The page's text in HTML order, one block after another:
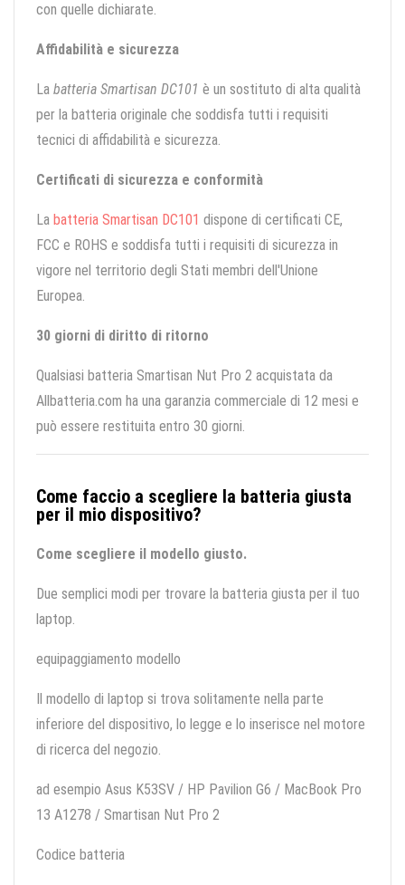
con quelle dichiarate.
Affidabilità e sicurezza
La batteria Smartisan DC101 è un sostituto di alta qualità
per la batteria originale che soddisfa tutti i requisiti
tecnici di affidabilità e sicurezza.
Certificati di sicurezza e conformità
La batteria Smartisan DC101 dispone di certificati CE,
FCC e ROHS e soddisfa tutti i requisiti di sicurezza in
vigore nel territorio degli Stati membri dell'Unione
Europea.
30 giorni di diritto di ritorno
Qualsiasi batteria Smartisan Nut Pro 2 acquistata da
Allbatteria.com ha una garanzia commerciale di 12 mesi e
può essere restituita entro 30 giorni.
Come faccio a scegliere la batteria giusta
per il mio dispositivo?
Come scegliere il modello giusto.
Due semplici modi per trovare la batteria giusta per il tuo
laptop.
equipaggiamento modello
Il modello di laptop si trova solitamente nella parte
inferiore del dispositivo, lo legge e lo inserisce nel motore
di ricerca del negozio.
ad esempio Asus K53SV / HP Pavilion G6 / MacBook Pro
13 A1278 / Smartisan Nut Pro 2
Codice batteria